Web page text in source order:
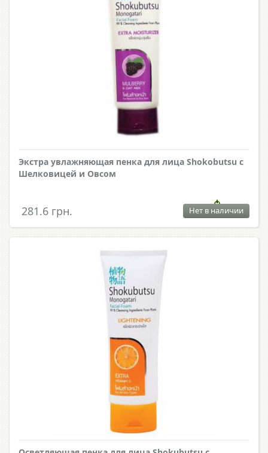
Экстра увлажняющая пенка для лица Shokobutsu с
Шелковицей и Овсом
281.6 грн. Нет в наличии